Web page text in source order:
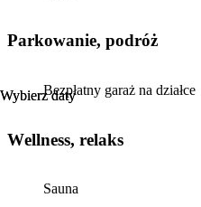
Wybierz daty
Wybierz daty
Parkowanie, podróż
Bezpłatny garaż na działce
Wellness, relaks
Sauna